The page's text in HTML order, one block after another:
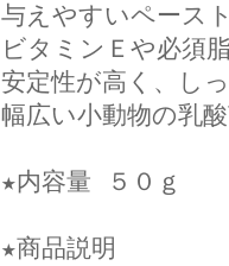
与えやすいペース
ビタミンＥや必須
安定性が高く、し
幅広い小動物の乳
★内容量 ５０ｇ
★商品説明